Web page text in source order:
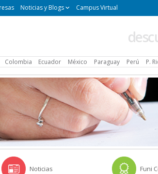
Noticias y Blogs Campus Virtual
Colombia Ecuador México Paraguay Perú P.
Noticias Funi